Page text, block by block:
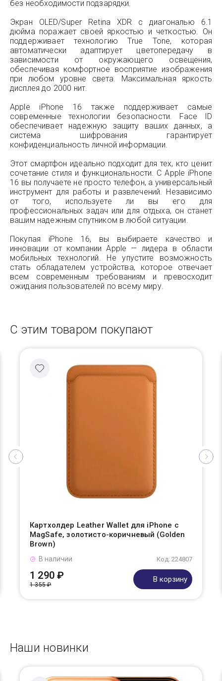
без необходимости подзарядки.
Экран OLED/Super Retina XDR с диагональю 6.1
дюйма поражает своей яркостью и четкостью. Он
поддерживает технологию True Tone, которая
автоматически адаптирует цветопередачу в
зависимости от окружающего освещения,
обеспечивая комфортное восприятие изображения
при любом уровне света. Максимальная яркость
дисплея до 2000 нит.
Apple iPhone 16 также поддерживает самые
современные технологии безопасности. Face ID
обеспечивает надежную защиту ваших данных, а
система шифрования гарантирует
конфиденциальность личной информации.
Этот смартфон идеально подходит для тех, кто ценит
сочетание стиля и функциональности. С Apple iPhone
16 вы получаете не просто телефон, а универсальный
инструмент для работы и развлечений. Независимо
от того, используете ли вы его для
профессиональных задач или для отдыха, он станет
вашим надежным спутником в любой ситуации.
Покупая iPhone 16, вы выбираете качество и
инновации от компании Apple — лидера в области
мобильных технологий. Не упустите возможность
стать обладателем устройства, которое отвечает
всем современным требованиям и превосходит
ожидания пользователей по всему миру.
С этим товаром покупают
Картхолдер Leather Wallet для iPhone с
MagSafe, золотисто-коричневый (Golden
Brown)
Код: 224807
В наличии
1 290 ₽
1 355 ₽
В корзину
Наши новинки